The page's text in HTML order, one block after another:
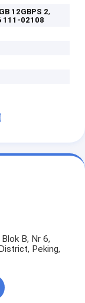
12GBPS 2,
111-02108
B, Nr 6,
Peking,